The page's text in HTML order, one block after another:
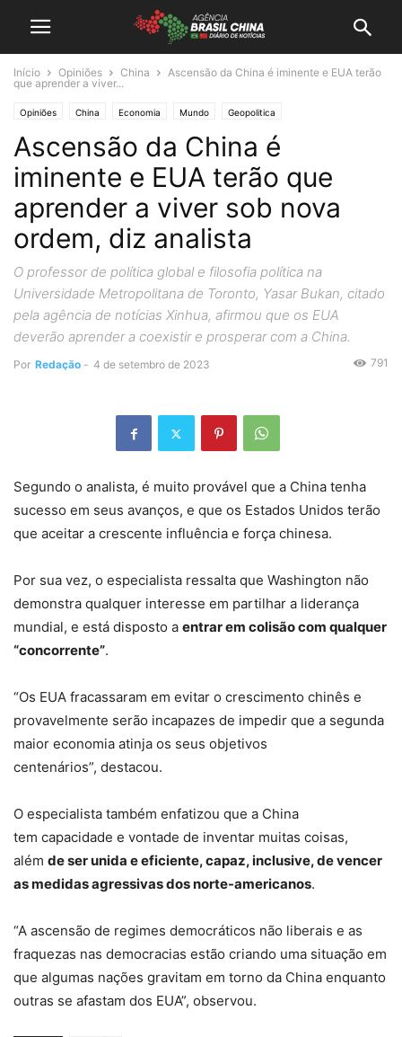
Início Opiniões China
Ascensão da China é iminente e EUA terão
que aprender a viver...
Opiniões China Economia Mundo Geopolitica
Ascensão da China é
iminente e EUA terão que
aprender a viver sob nova
ordem, diz analista
O professor de política global e filosofia política na
Universidade Metropolitana de Toronto, Yasar Bukan, citado
pela agência de notícias Xinhua, afirmou que os EUA
deverão aprender a coexistir e prosperar com a China.
Por Redação - 4 de setembro de 2023 791
Segundo o analista, é muito provável que a China tenha
sucesso em seus avanços, e que os Estados Unidos terão
que aceitar a crescente influência e força chinesa.
Por sua vez, o especialista ressalta que Washington não
demonstra qualquer interesse em partilhar a liderança
mundial, e está disposto a entrar em colisão com qualquer
“concorrente”.
“Os EUA fracassaram em evitar o crescimento chinês e
provavelmente serão incapazes de impedir que a segunda
maior economia atinja os seus objetivos
centenários”, destacou.
O especialista também enfatizou que a China
tem capacidade e vontade de inventar muitas coisas,
além de ser unida e eficiente, capaz, inclusive, de vencer
as medidas agressivas dos norte-americanos.
“A ascensão de regimes democráticos não liberais e as
fraquezas nas democracias estão criando uma situação em
que algumas nações gravitam em torno da China enquanto
outras se afastam dos EUA”, observou.